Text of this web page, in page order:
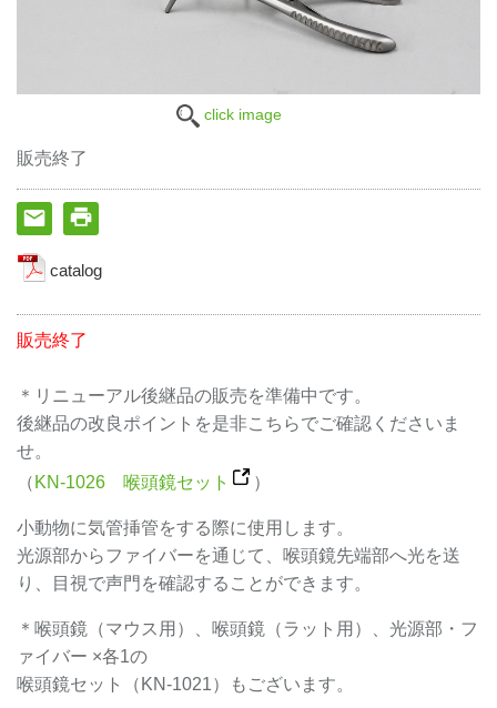
click image
販売終了
catalog
販売終了
＊リニューアル後継品の販売を準備中です。
後継品の改良ポイントを是非こちらでご確認くださいま
せ。
（ KN-1026 喉頭鏡セット ）
小動物に気管挿管をする際に使用します。
光源部からファイバーを通じて、喉頭鏡先端部へ光を送
り、目視で声門を確認することができます。
＊喉頭鏡（マウス用）、喉頭鏡（ラット用）、光源部・フ
ァイバー ×各1の
喉頭鏡セット（KN-1021）もございます。